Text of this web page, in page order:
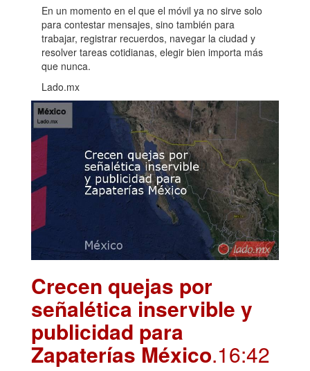
En un momento en el que el móvil ya no sirve solo
para contestar mensajes, sino también para
trabajar, registrar recuerdos, navegar la ciudad y
resolver tareas cotidianas, elegir bien importa más
que nunca.
Lado.mx
Crecen quejas por
señalética inservible y
publicidad para
Zapaterías México.16:42